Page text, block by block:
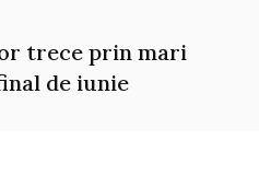
trece prin mari
de iunie